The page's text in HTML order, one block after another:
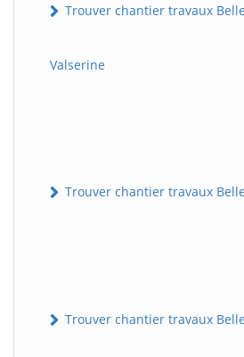
Trouver chantier travaux
Valserine
Trouver chantier travaux
Trouver chantier travaux